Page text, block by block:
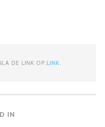
SLA DE LINK OP. LINK
IN